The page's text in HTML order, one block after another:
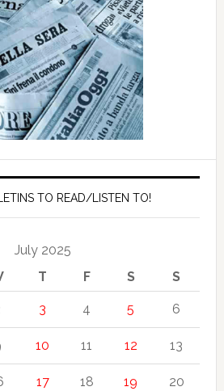
TO READ/LISTEN TO!
July 2025
T F S S
3 4 5 6
10 11 12 13
17 18 19 20